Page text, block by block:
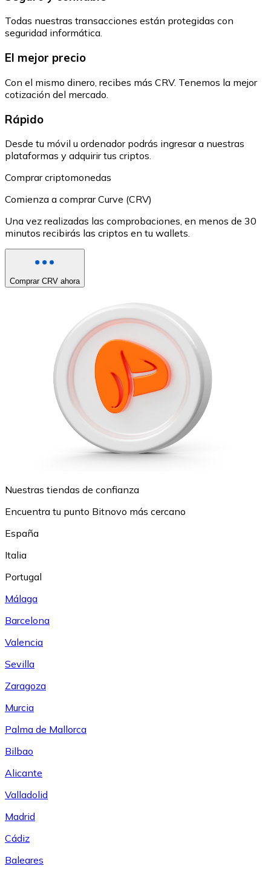
Todas nuestras transacciones están protegidas con
seguridad informática.
El mejor precio
Con el mismo dinero, recibes más CRV. Tenemos la mejor
cotización del mercado.
Rápido
Desde tu móvil u ordenador podrás ingresar a nuestras
plataformas y adquirir tus criptos.
Comprar criptomonedas
Comienza a comprar Curve (CRV)
Una vez realizadas las comprobaciones, en menos de 30
minutos recibirás las criptos en tu wallets.
Comprar CRV ahora
Nuestras tiendas de confianza
Encuentra tu punto Bitnovo más cercano
España
Italia
Portugal
Málaga
Barcelona
Valencia
Sevilla
Zaragoza
Murcia
Palma de Mallorca
Bilbao
Alicante
Valladolid
Madrid
Cádiz
Baleares